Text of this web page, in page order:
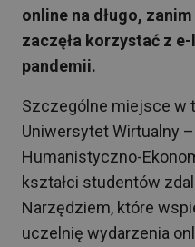
online na długo,
zaczęła korzystać z
pandemii.
Szczególne miejsce w
Uniwersytet Wirtualny
Humanistyczno-
kształci studentów
Narzędziem, które
uczelnię wydarzenia